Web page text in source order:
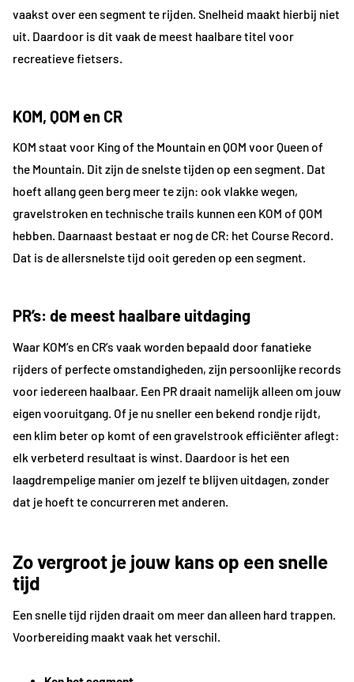
vaakst over een segment te rijden. Snelheid maakt hierbij niet
uit. Daardoor is dit vaak de meest haalbare titel voor
recreatieve fietsers.
KOM, QOM en CR
KOM staat voor King of the Mountain en QOM voor Queen of
the Mountain. Dit zijn de snelste tijden op een segment. Dat
hoeft allang geen berg meer te zijn: ook vlakke wegen,
gravelstroken en technische trails kunnen een KOM of QOM
hebben. Daarnaast bestaat er nog de CR: het Course Record.
Dat is de allersnelste tijd ooit gereden op een segment.
PR’s: de meest haalbare uitdaging
Waar KOM’s en CR’s vaak worden bepaald door fanatieke
rijders of perfecte omstandigheden, zijn persoonlijke records
voor iedereen haalbaar. Een PR draait namelijk alleen om jouw
eigen vooruitgang. Of je nu sneller een bekend rondje rijdt,
een klim beter op komt of een gravelstrook efficiënter aflegt:
elk verbeterd resultaat is winst. Daardoor is het een
laagdrempelige manier om jezelf te blijven uitdagen, zonder
dat je hoeft te concurreren met anderen.
Zo vergroot je jouw kans op een snelle
tijd
Een snelle tijd rijden draait om meer dan alleen hard trappen.
Voorbereiding maakt vaak het verschil.